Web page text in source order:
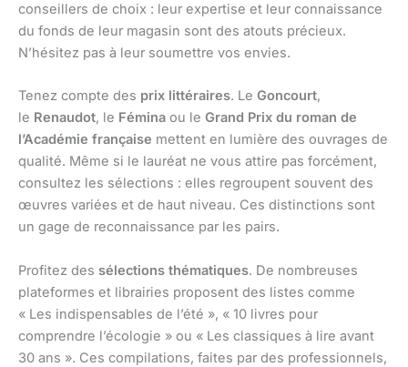
conseillers de choix : leur expertise et leur connaissance
du fonds de leur magasin sont des atouts précieux.
N’hésitez pas à leur soumettre vos envies.
Tenez compte des prix littéraires. Le Goncourt,
le Renaudot, le Fémina ou le Grand Prix du roman de
l’Académie française mettent en lumière des ouvrages de
qualité. Même si le lauréat ne vous attire pas forcément,
consultez les sélections : elles regroupent souvent des
œuvres variées et de haut niveau. Ces distinctions sont
un gage de reconnaissance par les pairs.
Profitez des sélections thématiques. De nombreuses
plateformes et librairies proposent des listes comme
« Les indispensables de l’été », « 10 livres pour
comprendre l’écologie » ou « Les classiques à lire avant
30 ans ». Ces compilations, faites par des professionnels,